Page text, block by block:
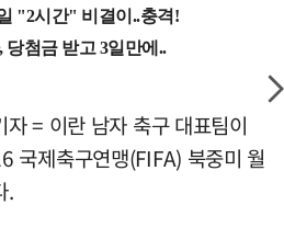
= 이란 남자 축구 대표팀이
국제축구연맹(FIFA) 북중미 월
.